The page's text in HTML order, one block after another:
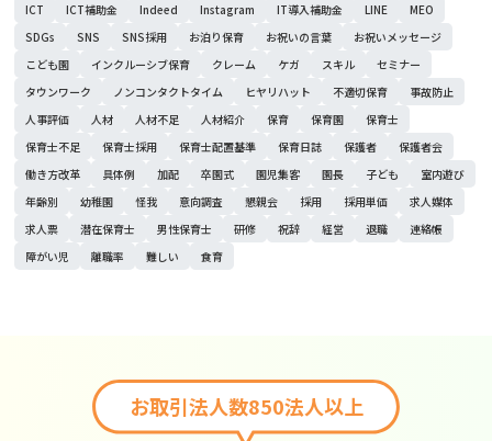
ICT ICT補助金 Indeed Instagram IT導入補助金 LINE
MEO
SDGs
SNS SNS採用 お泊り保育 お祝いの言葉
お祝いメッセージ
こども園
インクルーシブ保育 クレーム ケガ スキル
セミナー
タウンワーク
ノンコンタクトタイム ヒヤリハット 不適切保育
事故防止
人事評価
人材 人材不足 人材紹介 保育 保育園
保育士
保育士不足
保育士採用 保育士配置基準 保育日誌 保護者
保護者会
働き方改革
具体例 加配 卒園式 園児集客 園長 子ども
室内遊び
年齢別
幼稚園 怪我 意向調査 懇親会 採用 採用単価
求人媒体
求人票
潜在保育士 男性保育士 研修 祝辞 経営 退職
連絡帳
障がい児
離職率 難しい 食育
お取引法人数850法人以上